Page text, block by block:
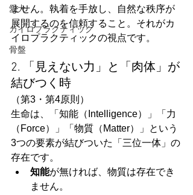
愛犬
カイロプラクティック
骨盤
ません。執着を手放し、自然な秩序が
展開するのを信頼すること。それがカ
イロプラクティックの視点です。
2. 「見えない力」と「肉体」が
結びつく時
（第3・第4原則）
生命は、「知能（Intelligence）」「力
（Force）」「物質（Matter）」という
3つの要素が結びついた「三位一体」の
存在です。
知能が無ければ、物質は存在でき
ません。